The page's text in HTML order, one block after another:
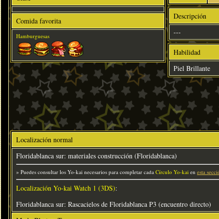
Comida favorita
Hamburguesas
Descripción
---
Habilidad
Piel Brillante
Localización normal
Floridablanca sur: materiales construcción (Floridablanca)
» Puedes consultar los Yo-kai necesarios para completar cada Círculo Yo-kai en esta
Localización Yo-kai Watch 1 (3DS):
Floridablanca sur: Rascacielos de Floridablanca P3 (encuentro directo)